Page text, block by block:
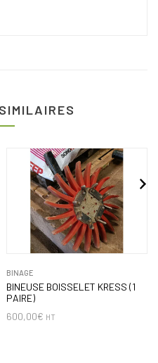
BINAGE
BINEUSE BOISSELET KRESS (1
PAIRE)
600,00€ HT